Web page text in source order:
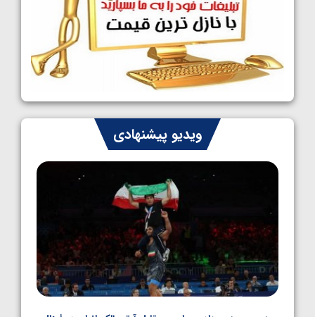
کشتی آزاد نوجوانان جهان؛ رقبای نمایندگان
ایران مشخص شدند
1405/05/08
کشتی فرنگی نوجوانان جهان؛ سکوی تیمی
سوم برای ایران
1405/05/07
ایران چشم به راه چهار مدال در پنج وزن دوم
کشتی فرنگی نوجوانان جهان
1405/05/06
ویدیو پیشنهادی